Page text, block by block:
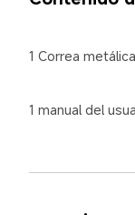
1 Correa
1 manual del